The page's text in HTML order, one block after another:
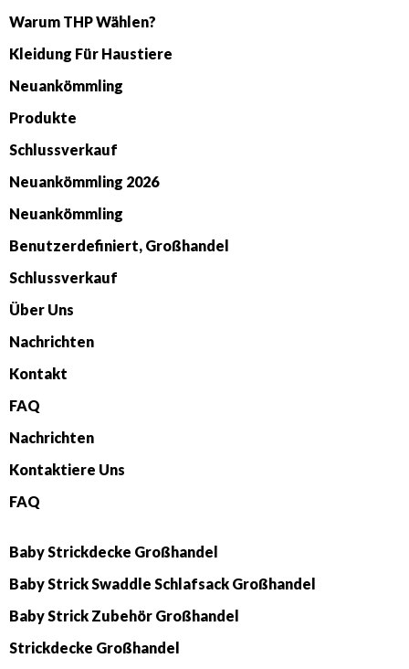
Warum THP Wählen?
Kleidung Für Haustiere
Neuankömmling
Produkte
Schlussverkauf
Neuankömmling 2026
Neuankömmling
Benutzerdefiniert, Großhandel
Schlussverkauf
Über Uns
Nachrichten
Kontakt
FAQ
Nachrichten
Kontaktiere Uns
FAQ
Baby Strickdecke Großhandel
Baby Strick Swaddle Schlafsack Großhandel
Baby Strick Zubehör Großhandel
Strickdecke Großhandel